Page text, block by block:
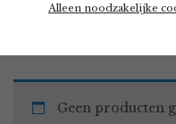
Alleen noodzakelijke
Home Winkel
Geen producten